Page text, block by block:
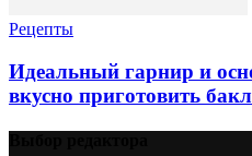
Рецепты
Идеальный гарнир и
вкусно приготовить